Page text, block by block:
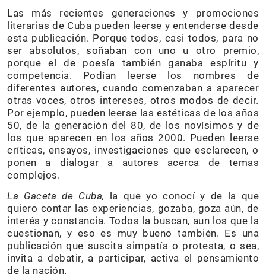
Las más recientes generaciones y promociones
literarias de Cuba pueden leerse y entenderse desde
esta publicación. Porque todos, casi todos, para no
ser absolutos, soñaban con uno u otro premio,
porque el de poesía también ganaba espíritu y
competencia. Podían leerse los nombres de
diferentes autores, cuando comenzaban a aparecer
otras voces, otros intereses, otros modos de decir.
Por ejemplo, pueden leerse las estéticas de los años
50, de la generación del 80, de los novísimos y de
los que aparecen en los años 2000. Pueden leerse
críticas, ensayos, investigaciones que esclarecen, o
ponen a dialogar a autores acerca de temas
complejos.
La Gaceta de Cuba, la que yo conocí y de la que
quiero contar las experiencias, gozaba, goza aún, de
interés y constancia. Todos la buscan, aun los que la
cuestionan, y eso es muy bueno también. Es una
publicación que suscita simpatía o protesta, o sea,
invita a debatir, a participar, activa el pensamiento
de la nación.